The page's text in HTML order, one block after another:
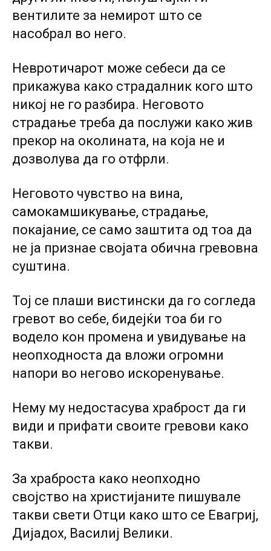
вентилите за немирот што се
насобрал во него.
Невротичарот може себеси да се
прикажува како страдалник кого што
никој не го разбира. Неговото
страдање треба да послужи како жив
прекор на околината, на која не и
дозволува да го отфрли.
Неговото чувство на вина,
самокамшикување, страдање,
покајание, се само заштита од тоа да
не ја признае својата обична гревовна
суштина.
Тој се плаши вистински да го согледа
гревот во себе, бидејќи тоа би го
водело кон промена и увидување на
неопходноста да вложи огромни
напори во негово искоренување.
Нему му недостасува храброст да ги
види и прифати своите гревови како
такви.
За храброста како неопходно
својство на христијаните пишувале
такви свети Отци како што се Евагриј,
Дијадох, Василиј Велики.